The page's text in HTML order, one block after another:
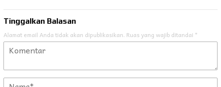
Tinggalkan Balasan
Alamat email Anda tidak akan dipublikasikan. Ruas yang wajib ditandai *